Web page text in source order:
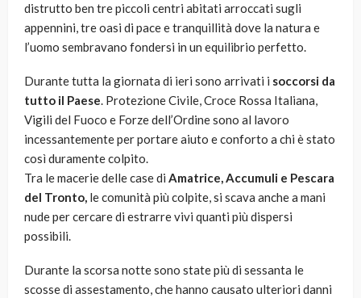
distrutto ben tre piccoli centri abitati arroccati sugli
appennini, tre oasi di pace e tranquillità dove la natura e
l’uomo sembravano fondersi in un equilibrio perfetto.
Durante tutta la giornata di ieri sono arrivati i soccorsi da
tutto il Paese. Protezione Civile, Croce Rossa Italiana,
Vigili del Fuoco e Forze dell’Ordine sono al lavoro
incessantemente per portare aiuto e conforto a chi è stato
così duramente colpito.
Tra le macerie delle case di Amatrice, Accumuli e Pescara
del Tronto, le comunità più colpite, si scava anche a mani
nude per cercare di estrarre vivi quanti più dispersi
possibili.
Durante la scorsa notte sono state più di sessanta le
scosse di assestamento, che hanno causato ulteriori danni